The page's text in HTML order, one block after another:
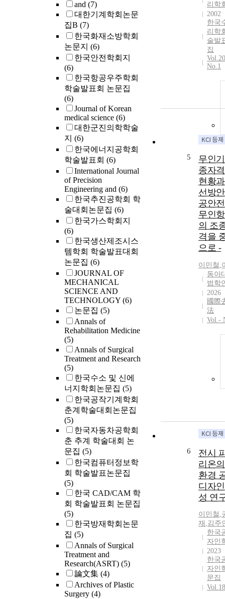
and (7)
대한기계학회논문
집B (7)
한국화재소방학회
논문지 (6)
한국안전학회지
(6)
한국항공우주학회
학술발표회 논문집
(6)
Journal of Korean
medical science (6)
대한군진의학학술
지 (6)
한국에너지공학회
학술발표회 (6)
International Journal
of Precision
Engineering and (6)
한국추진공학회 학
술대회논문집 (6)
한국가스학회지
(6)
한국생산제조시스
템학회 학술발표대회
논문집 (6)
JOURNAL OF
MECHANICAL
SCIENCE AND
TECHNOLOGY (6)
논문집 (5)
Annals of
Rehabilitation Medicine
(5)
Annals of Surgical
Treatment and Research
(5)
한국수소 및 신에
너지학회논문집 (5)
한국공작기계학회
춘계학술대회논문집
(5)
한국자동차공학회
춘 추계 학술대회 논
문집 (5)
한국컴퓨터정보학
회 학술발표논문집
(5)
한국 CAD/CAM 학
회 학술발표회 논문집
(5)
한국방재학회논문
집 (5)
Annals of Surgical
Treatment and
Research(ASRT) (5)
論文集 (4)
Archives of Plastic
Surgery (4)
리학
2002
한국
리학
술발
집
No.1
5
무인
종자
현황
선방
공안
무인
의 조
격을
으로 -
이민철 ,
동아
법학
2026
國際
法
Vol.-
6
전시
리온
환경
디자
성 연
이민철 ,
재 ,김주
한국
자인
2023
한국
자인
문집